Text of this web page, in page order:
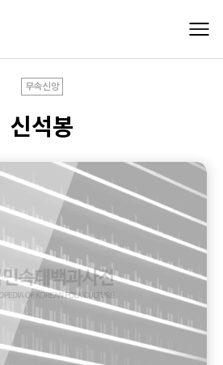
무속신앙
신석봉